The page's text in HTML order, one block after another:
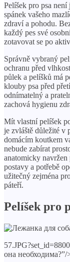
Pelíšek pro psa
spánek vašeho
zdraví a pohodu.
každý pes své
zotavovat se po
Správně vybraný
ochranu před
půlek a pelíšků má
klouby psa před
odnímatelný a
zachová hygienu
Mít vlastní pelíšek
je zvláště důležité v
domácím koutkem
nebude zabírat
anatomicky
postavy a potřebě
užitečný zejména
páteří.
Pelíšek pro
она необходима?”/